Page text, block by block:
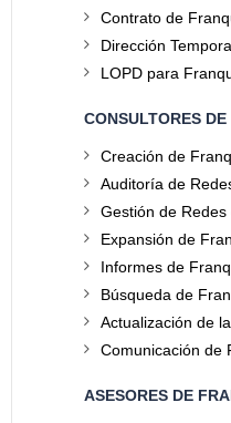
Contrato de
Dirección
LOPD para
CONSULTORES
Creación de
Auditoría de
Gestión de
Expansión de
Informes de
Búsqueda de
Actualización de
Comunicación de
ASESORES DE